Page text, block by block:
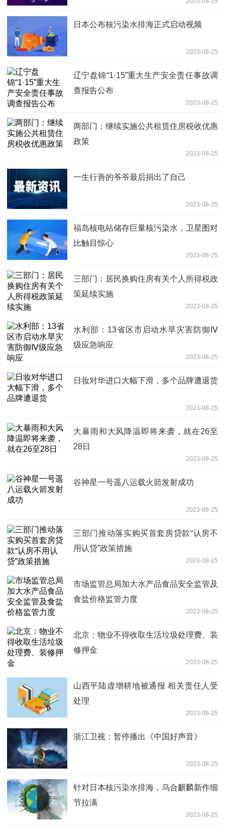
日本公布核污染水排海正式启动视频
2023-08-25
辽宁盘锦“1·15”重大生产安全责任事故调
查报告公布
2023-08-25
两部门：继续实施公共租赁住房税收优惠
政策
2023-08-25
一生行善的爷爷最后捐出了自己
2023-08-25
福岛核电站储存巨量核污染水，卫星图对
比触目惊心
2023-08-25
三部门：居民换购住房有关个人所得税政
策延续实施
2023-08-25
水利部：13省区市启动水旱灾害防御Ⅳ
级应急响应
2023-08-25
日妆对华进口大幅下滑，多个品牌遭退货
2023-08-25
大暴雨和大风降温即将来袭，就在26至
28日
2023-08-25
谷神星一号遥八运载火箭发射成功
2023-08-25
三部门推动落实购买首套房贷款“认房不
用认贷”政策措施
2023-08-25
市场监管总局加大水产品食品安全监管及
食盐价格监管力度
2023-08-25
北京：物业不得收取生活垃圾处理费、装
修押金
2023-08-25
山西平陆虚增耕地被通报 相关责任人受
处理
2023-08-25
浙江卫视：暂停播出《中国好声音》
2023-08-25
针对日本核污染水排海，乌合麒麟新作细
节拉满
2023-08-25